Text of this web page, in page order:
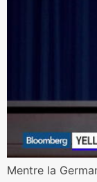
Mentre la